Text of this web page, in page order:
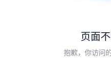
页面
抱歉，你访问